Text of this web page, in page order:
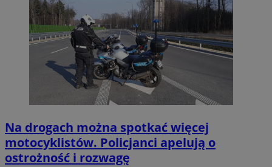
Na drogach można spotkać więcej
motocyklistów. Policjanci apelują o
ostrożność i rozwagę